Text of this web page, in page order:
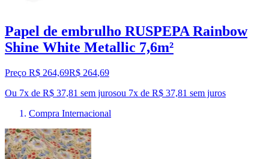
Papel de embrulho RUSPEPA Rainbow
Shine White Metallic 7,6m²
Preço R$ 264,69R$ 264,69
Ou 7x de R$ 37,81 sem jurosou 7x de R$ 37,81 sem juros
Compra Internacional